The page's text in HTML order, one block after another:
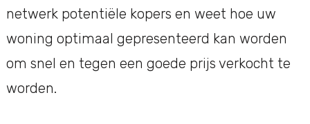
netwerk potentiële kopers en weet hoe uw
woning optimaal gepresenteerd kan worden
om snel en tegen een goede prijs verkocht te
worden.